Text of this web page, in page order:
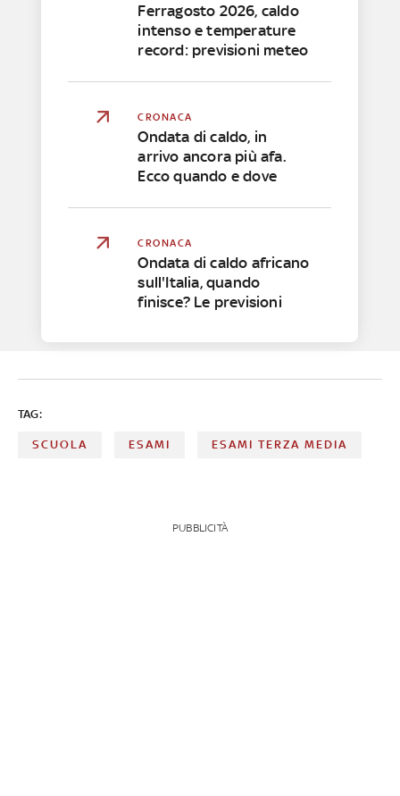
Ferragosto 2026, caldo
intenso e temperature
record: previsioni meteo
CRONACA
Ondata di caldo, in
arrivo ancora più afa.
Ecco quando e dove
CRONACA
Ondata di caldo africano
sull'Italia, quando
finisce? Le previsioni
TAG:
SCUOLA ESAMI ESAMI TERZA MEDIA
PUBBLICITÀ